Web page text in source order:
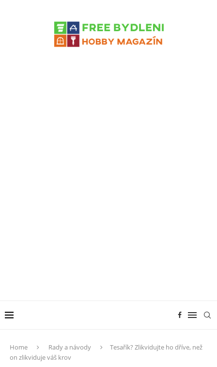
Home Rady a návody
Tesařík? Zlikvidujte ho dříve, než
on zlikviduje váš krov